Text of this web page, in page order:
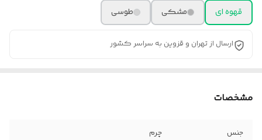
قهوه ای
مشکی طوسی
ارسال از تهران و قزوین به سراسر کشور
مشخصات
جنس چرم